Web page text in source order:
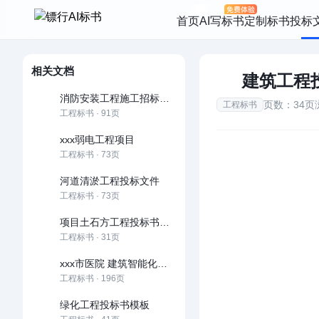
首页AI写标书定制标书投标
相关文档
工程标书 · 91页
xxx弱电工程项目
工程标书 · 73页
河道清淤工程投标文件
工程标书 · 73页
工程标书 · 31页
工程标书 · 196页
绿化工程投标书模板
建筑工程
工程标书 页数：34页